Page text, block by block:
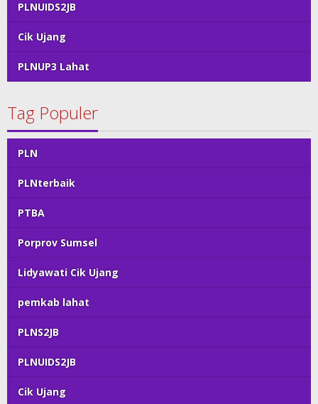
PLNUIDS2JB
Cik Ujang
PLNUP3 Lahat
Tag Populer
PLN
PLNterbaik
PTBA
Porprov Sumsel
Lidyawati Cik Ujang
pemkab lahat
PLNS2JB
PLNUIDS2JB
Cik Ujang